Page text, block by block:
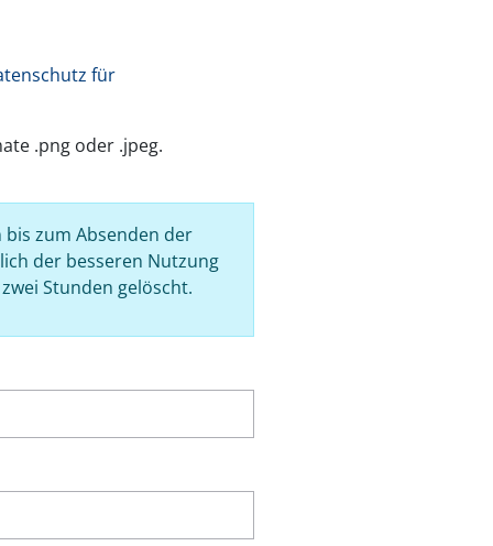
für
.png oder .jpeg.
zum Absenden der
der besseren Nutzung
Stunden gelöscht.